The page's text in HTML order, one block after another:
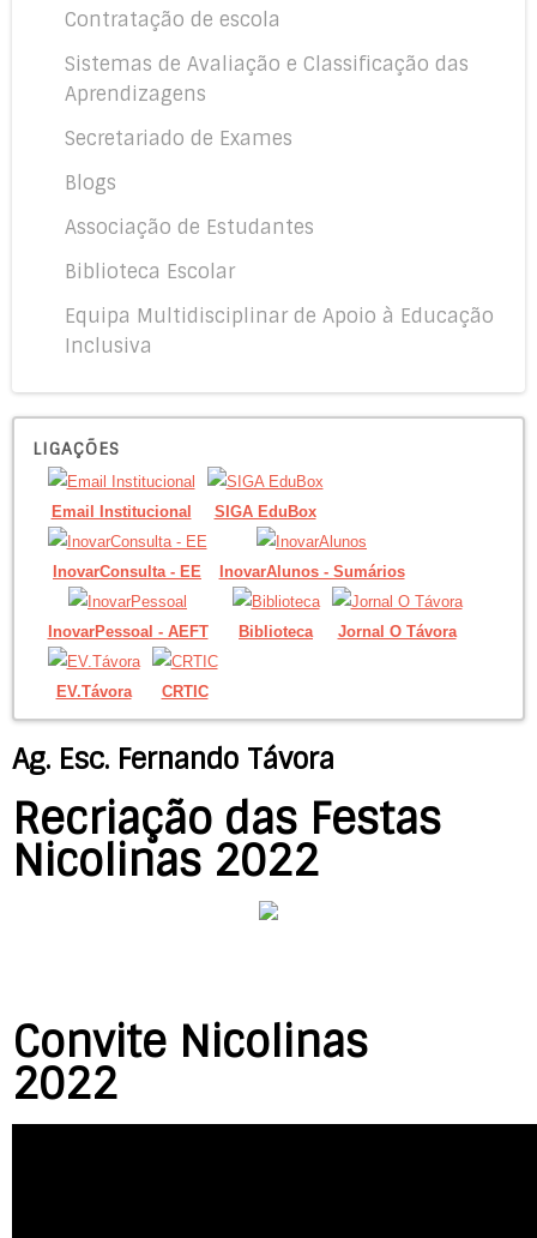
Contratação de escola
Sistemas de Avaliação e Classificação das
Aprendizagens
Secretariado de Exames
Blogs
Associação de Estudantes
Biblioteca Escolar
Equipa Multidisciplinar de Apoio à Educação
Inclusiva
LIGAÇÕES
Email Institucional SIGA EduBox
InovarConsulta - EE InovarAlunos - Sumários
InovarPessoal - AEFT Biblioteca Jornal O Távora
EV.Távora CRTIC
Ag. Esc. Fernando Távora
Recriação das Festas
Nicolinas 2022
Convite Nicolinas
2022